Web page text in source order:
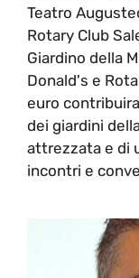
Teatro
Rotary Club
Giardino della
Donald's e
euro
dei giardini
attrezzata e di
incontri e